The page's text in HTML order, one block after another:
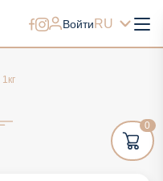
Войти RU
0